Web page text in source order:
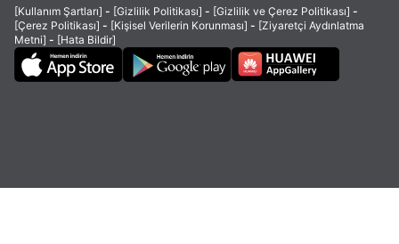
[Kullanım Şartları] - [Gizlilik Politikası] - [Gizlilik ve Çerez Politikası] -
[Çerez Politikası] - [Kişisel Verilerin Korunması] - [Ziyaretçi Aydınlatma
Metni] - [Hata Bildir]